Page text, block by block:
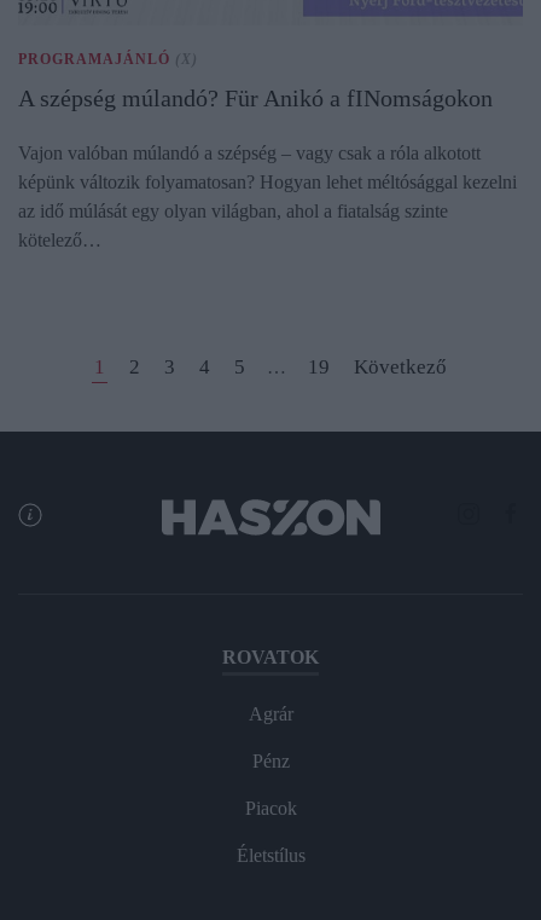
PROGRAMAJÁNLÓ (X)
A szépség múlandó? Für Anikó a fINomságokon
Vajon valóban múlandó a szépség – vagy csak a róla alkotott
képünk változik folyamatosan? Hogyan lehet méltósággal kezelni
az idő múlását egy olyan világban, ahol a fiatalság szinte
kötelező…
1 2 3 4 5 … 19 Következő
ROVATOK
Agrár
Pénz
Piacok
Életstílus